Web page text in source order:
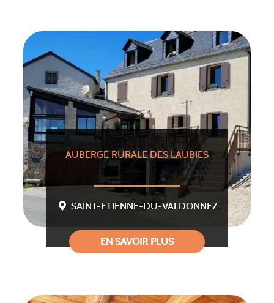
AUBERGE RURALE DES LAUBIES
SAINT-ETIENNE-DU-VALDONNEZ
EN SAVOIR PLUS